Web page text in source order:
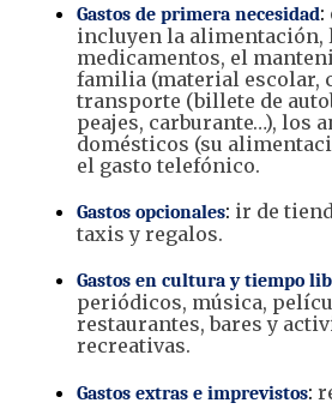
Gastos de primera necesidad:
incluyen la alimentación,
medicamentos, el
familia (material escolar,
transporte (billete de
peajes, carburante…), los
domésticos (su
el gasto telefónico.
Gastos opcionales: ir de
taxis y regalos.
Gastos en cultura y tiempo
periódicos, música,
restaurantes, bares y
recreativas.
Gastos extras e imprevistos: